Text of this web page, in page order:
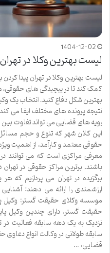
1404-12-02
لیست بهترین وکلا در تهران
لیست بهترین وکلا در تهران پیدا
کمک کند تا در پیچیدگی های حقوقی،
بهترین شکل دفاع کنید. انتخاب یک
نتیجه پرونده های مختلف ایفا می
رویه های قضایی می تواند تفاوت
این کلان شهر که تنوع و حجم
حقوقی معتمد و کارآمد، از اهمیت
معرفی مراکزی است که می توانند
باشند. برترین مراکز حقوقی در
برگزیده در تهران می پردازیم
ارزشمندی را ارائه می دهند:
موسسه وکلای حقیقت گستر: وکیل
حقیقت گستر، دارای چندین وکیل
نزدیک به یک دهه سابقه فعالیت
سابقه طولانی در وکالت انواع
قضایی، …